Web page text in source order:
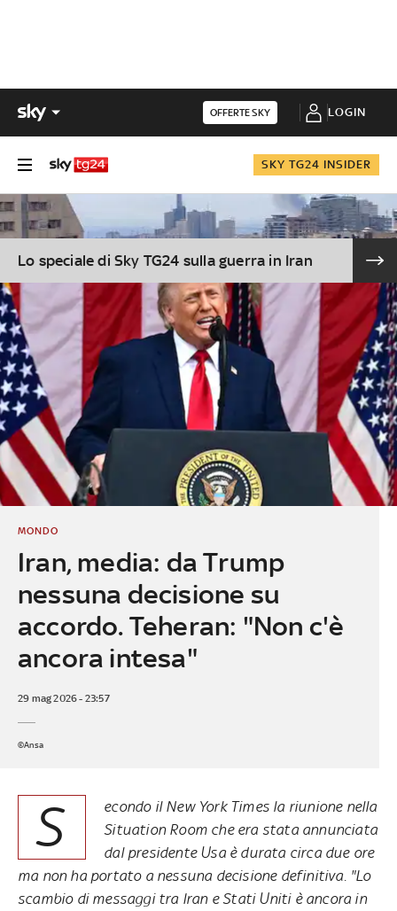
OFFERTE SKY LOGIN
SKY TG24 INSIDER
Lo speciale di Sky TG24 sulla guerra in Iran
Iran, media: da Trump
nessuna decisione su
accordo. Teheran: "Non c'è
ancora intesa"
MONDO
29 mag 2026 - 23:57
©Ansa
S
econdo il New York Times la riunione nella
Situation Room che era stata annunciata
dal presidente Usa è durata circa due ore
ma non ha portato a nessuna decisione definitiva. "Lo
scambio di messaggi tra Iran e Stati Uniti è ancora in